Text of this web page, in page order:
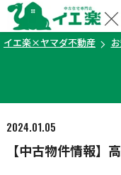
イエ楽×ヤマダ不動産
2024.01.05
【中古物件情報】